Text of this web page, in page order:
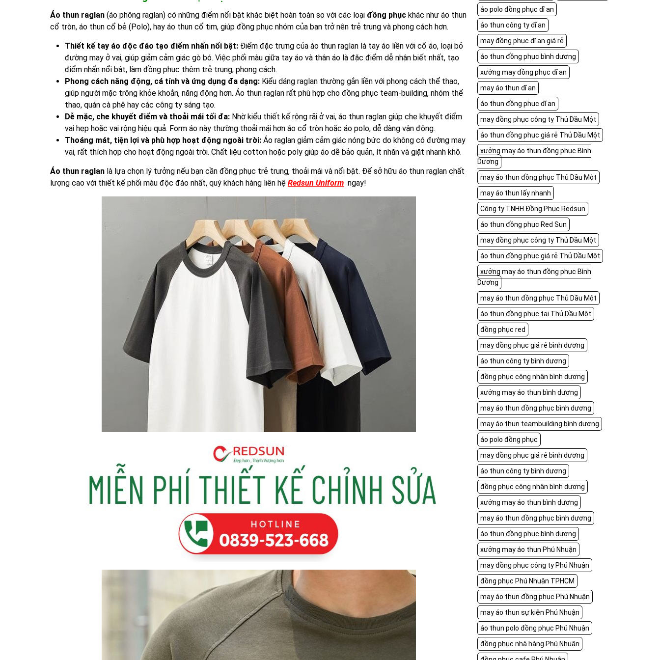
Áo thun raglan (áo phông raglan) có những điểm nổi bật khác biệt hoàn toàn so với các loại đồng phục khác như áo thun
cổ tròn, áo thun cổ bẻ (Polo), hay áo thun cổ tim, giúp đồng phục nhóm của bạn trở nên trẻ trung và phong cách hơn.
Thiết kế tay áo độc đáo tạo điểm nhấn nổi bật: Điểm đặc trưng của áo thun raglan là tay áo liền với cổ áo, loại bỏ
đường may ở vai, giúp giảm cảm giác gò bó. Việc phối màu giữa tay áo và thân áo là đặc điểm dễ nhận biết nhất, tạo
điểm nhấn nổi bật, làm đồng phục thêm trẻ trung, phong cách.
Phong cách năng động, cá tính và ứng dụng đa dạng: Kiểu dáng raglan thường gắn liền với phong cách thể thao,
giúp người mặc trông khỏe khoắn, năng động hơn. Áo thun raglan rất phù hợp cho đồng phục team-building, nhóm thể
thao, quán cà phê hay các công ty sáng tạo.
Dễ mặc, che khuyết điểm và thoải mái tối đa: Nhờ kiểu thiết kế rộng rãi ở vai, áo thun raglan giúp che khuyết điểm
vai hẹp hoặc vai rộng hiệu quả. Form áo này thường thoải mái hơn áo cổ tròn hoặc áo polo, dễ dàng vận động.
Thoáng mát, tiện lợi và phù hợp hoạt động ngoài trời: Áo raglan giảm cảm giác nóng bức do không có đường may
vai, rất thích hợp cho hoạt động ngoài trời. Chất liệu cotton hoặc poly giúp áo dễ bảo quản, ít nhăn và giặt nhanh khô.
Áo thun raglan là lựa chọn lý tưởng nếu bạn cần đồng phục trẻ trung, thoải mái và nổi bật. Để sở hữu áo thun raglan chất
lượng cao với thiết kế phối màu độc đáo nhất, quý khách hàng liên hệ Redsun Uniform ngay!
áo polo đồng phục dĩ an
áo thun công ty dĩ an
may đồng phục dĩ an giá rẻ
áo thun đồng phục bình dương
xưởng may đồng phục dĩ an
may áo thun dĩ an
áo thun đồng phục dĩ an
may đồng phục công ty Thủ Dầu Một
áo thun đồng phục giá rẻ Thủ Dầu Một
xưởng may áo thun đồng phục Bình
Dương
may áo thun đồng phục Thủ Dầu Một
may áo thun lấy nhanh
Công ty TNHH Đồng Phục Redsun
áo thun đồng phục Red Sun
may đồng phục công ty Thủ Dầu Một
áo thun đồng phục giá rẻ Thủ Dầu Một
xưởng may áo thun đồng phục Bình
Dương
may áo thun đồng phục Thủ Dầu Một
áo thun đồng phục tại Thủ Dầu Một
đồng phục red
may đồng phục giá rẻ bình dương
áo thun công ty bình dương
đồng phục công nhân bình dương
xưởng may áo thun bình dương
may áo thun đồng phục bình dương
may áo thun teambuilding bình dương
áo polo đồng phục
may đồng phục giá rẻ bình dương
áo thun công ty bình dương
đồng phục công nhân bình dương
xưởng may áo thun bình dương
may áo thun đồng phục bình dương
áo thun đồng phục bình dương
xưởng may áo thun Phú Nhuận
may đồng phục công ty Phú Nhuận
đồng phục Phú Nhuận TPHCM
may áo thun đồng phục Phú Nhuận
may áo thun sự kiện Phú Nhuận
áo thun polo đồng phục Phú Nhuận
đồng phục nhà hàng Phú Nhuận